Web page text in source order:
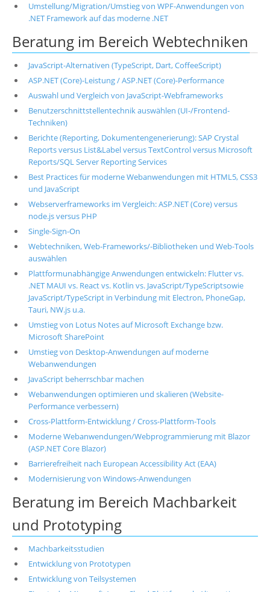
Umstellung/Migration/Umstieg von WPF-Anwendungen von
.NET Framework auf das moderne .NET
Beratung im Bereich Webtechniken
JavaScript-Alternativen (TypeScript, Dart, CoffeeScript)
ASP.NET (Core)-Leistung / ASP.NET (Core)-Performance
Auswahl und Vergleich von JavaScript-Webframeworks
Benutzerschnittstellentechnik auswählen (UI-/Frontend-
Techniken)
Berichte (Reporting, Dokumentengenerierung): SAP Crystal
Reports versus List&Label versus TextControl versus Microsoft
Reports/SQL Server Reporting Services
Best Practices für moderne Webanwendungen mit HTML5, CSS3
und JavaScript
Webserverframeworks im Vergleich: ASP.NET (Core) versus
node.js versus PHP
Single-Sign-On
Webtechniken, Web-Frameworks/-Bibliotheken und Web-Tools
auswählen
Plattformunabhängige Anwendungen entwickeln: Flutter vs.
.NET MAUI vs. React vs. Kotlin vs. JavaScript/TypeScriptsowie
JavaScript/TypeScript in Verbindung mit Electron, PhoneGap,
Tauri, NW.js u.a.
Umstieg von Lotus Notes auf Microsoft Exchange bzw.
Microsoft SharePoint
Umstieg von Desktop-Anwendungen auf moderne
Webanwendungen
JavaScript beherrschbar machen
Webanwendungen optimieren und skalieren (Website-
Performance verbessern)
Cross-Plattform-Entwicklung / Cross-Plattform-Tools
Moderne Webanwendungen/Webprogrammierung mit Blazor
(ASP.NET Core Blazor)
Barrierefreiheit nach European Accessibility Act (EAA)
Modernisierung von Windows-Anwendungen
Beratung im Bereich Machbarkeit
und Prototyping
Machbarkeitsstudien
Entwicklung von Prototypen
Entwicklung von Teilsystemen